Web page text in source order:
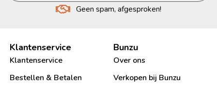
Geen spam, afgesproken!
Klantenservice
Klantenservice
Bestellen & Betalen
Bunzu
Over ons
Verkopen bij Bunzu